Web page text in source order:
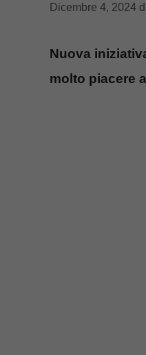
Dicembre 4, 2024
Nuova
molto piacere